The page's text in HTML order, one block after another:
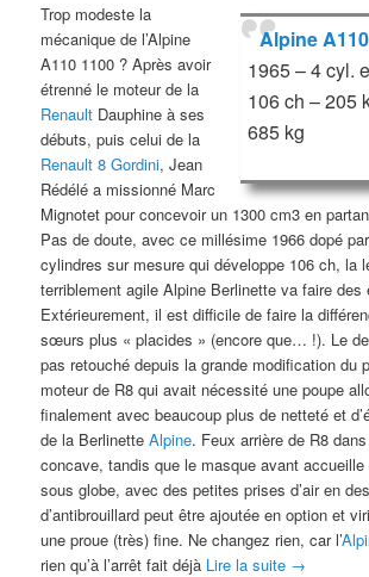
Alpine
1965 – 4 cyl.
106 ch – 205
685 kg
Trop modeste la
mécanique de l’Alpine
A110 1100 ? Après avoir
étrenné le moteur de la
Renault Dauphine à ses
débuts, puis celui de la
Renault 8 Gordini, Jean
Rédélé a missionné Marc
Mignotet pour concevoir un 1300 cm3 en
Pas de doute, avec ce millésime 1966 dopé
cylindres sur mesure qui développe 106 ch, la
terriblement agile Alpine Berlinette va faire des
Extérieurement, il est difficile de faire la
sœurs plus « placides » (encore que… !). Le
pas retouché depuis la grande modification du
moteur de R8 qui avait nécessité une poupe
finalement avec beaucoup plus de netteté et
de la BerlinetteAlpine. Feux arrière de R8
concave, tandis que le masque avant accueille
sous globe, avec des petites prises d’air en
d’antibrouillard peut être ajoutée en option et
une proue (très) fine. Ne changez rien, car l’
rien qu’à l’arrêt fait déjà Lire la suite →